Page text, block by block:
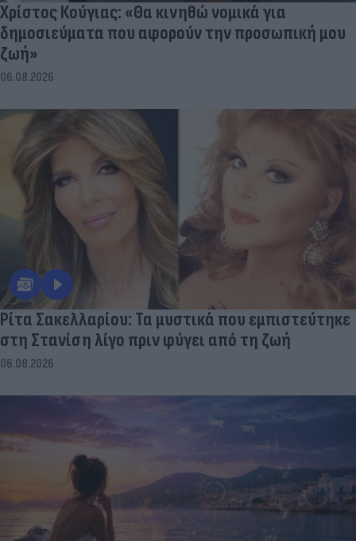
Χρίστος Κούγιας: «Θα κινηθώ νομικά για
δημοσιεύματα που αφορούν την προσωπική μου
ζωή»
06.08.2026
Ρίτα Σακελλαρίου: Τα μυστικά που εμπιστεύτηκε
στη Στανίση λίγο πριν φύγει από τη ζωή
06.08.2026